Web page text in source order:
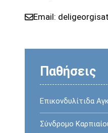
Email:
Παθήσεις
Επικονδυλίτιδα
Σύνδρομο